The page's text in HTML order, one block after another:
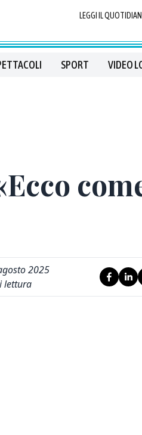
LEGGI IL
SPORT VIDEO
2025
lettura